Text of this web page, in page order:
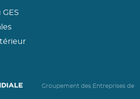
GES
Groupement des Entreprises de